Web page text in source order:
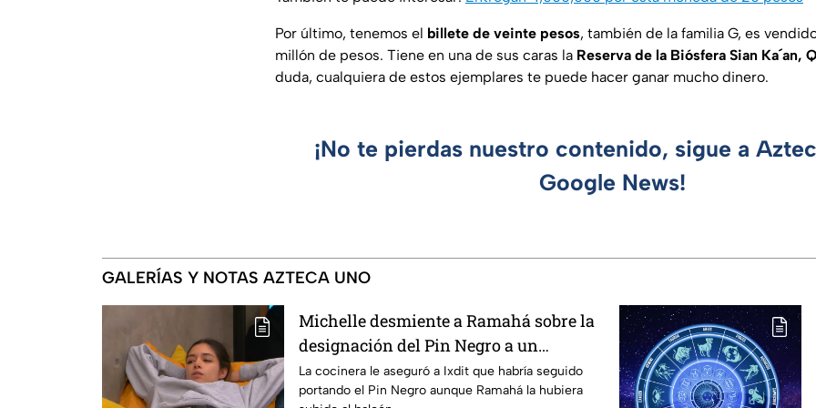
Por último, tenemos el billete de veinte pesos, también de la familia G, es
millón de pesos. Tiene en una de sus caras la Reserva de la Biósfera Sian Ka´an,
duda, cualquiera de estos ejemplares te puede hacer ganar mucho dinero.
¡No te pierdas nuestro contenido, sigue a
Google News!
GALERÍAS Y NOTAS AZTECA UNO
Michelle desmiente a Ramahá sobre la
designación del Pin Negro a un
integrante de las "Divas" en MasterChef
24/7
La cocinera le aseguró a Ixdit que habría seguido
portando el Pin Negro aunque Ramahá la hubiera